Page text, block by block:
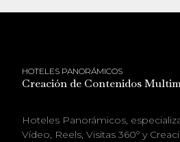
HOTELES PANORÁMICOS
Creación de Contenidos
Hoteles Panorámicos,
Vídeo, Reels, Visitas 360º y